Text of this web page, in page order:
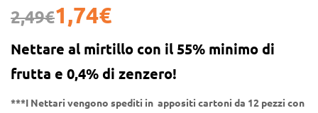
2,49€1,74€
Nettare al mirtillo con il55% minimo di
frutta e 0,4% di zenzero!
***I Nettari vengono spediti in appositi cartoni da 12 pezzi con